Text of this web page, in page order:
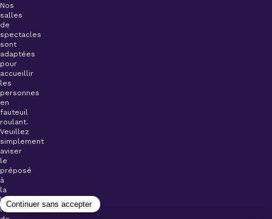
Nos
salles
de
spectacles
sont
adaptées
pour
accueillir
les
personnes
en
fauteuil
roulant.
Veuillez
simplement
aviser
le
préposé
à
la
billetterie
lors